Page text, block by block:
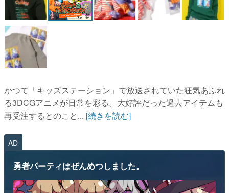
かつて「キッズステーション」で放送されていた狂気あふれ
る3DCGアニメが日常を彩る。大好評だった過去アイテムも
再受注するとのこと... [続きを読む]
AD
勇者パーティはぜんめつしました。